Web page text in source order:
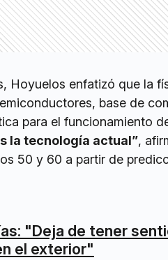
Hoyuelos enfatizó que la
base de
para el funcionamiento
la tecnología actual”,
50 y 60 a partir de
"Deja de tener
el exterior"